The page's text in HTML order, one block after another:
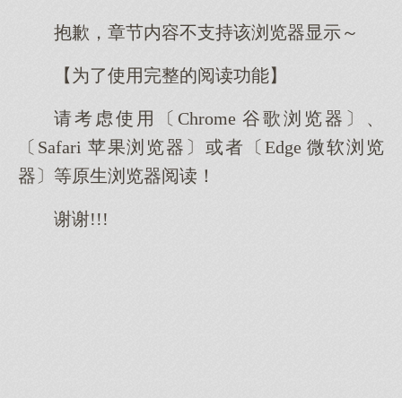
抱歉，章节内容不支持该浏览器显示～
【为了使用完整的阅读功能】
请考虑使用〔Chrome 谷歌浏览器〕、
〔Safari 苹果浏览器〕或者〔Edge 微软浏览
器〕等原生浏览器阅读！
谢谢!!!